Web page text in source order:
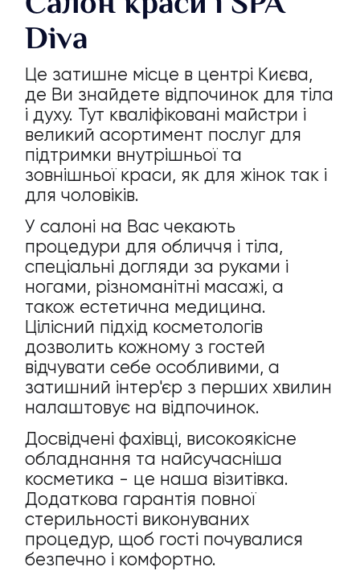
Diva
Це затишне місце в центрі Києва,
де Ви знайдете відпочинок для тіла
і духу. Тут кваліфіковані майстри і
великий асортимент послуг для
підтримки внутрішньої та
зовнішньої краси, як для жінок так і
для чоловіків.
У салоні на Вас чекають
процедури для обличчя і тіла,
спеціальні догляди за руками і
ногами, різноманітні масажі, а
також естетична медицина.
Цілісний підхід косметологів
дозволить кожному з гостей
відчувати себе особливими, а
затишний інтер'єр з перших хвилин
налаштовує на відпочинок.
Досвідчені фахівці, високоякісне
обладнання та найсучасніша
косметика - це наша візитівка.
Додаткова гарантія повної
стерильності виконуваних
процедур, щоб гості почувалися
безпечно і комфортно.